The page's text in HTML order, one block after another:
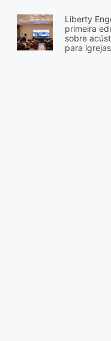
Liberty
primeira
sobre
para igrejas